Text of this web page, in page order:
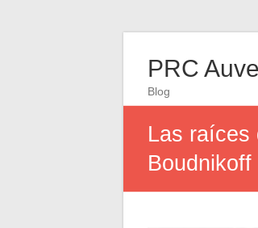
PRC
Blog
Las raíces
Boudnikoff